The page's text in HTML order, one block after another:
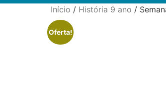
Início / História 9 ano /
Oferta!